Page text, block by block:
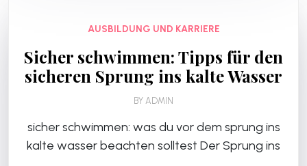
AUSBILDUNG UND KARRIERE
Sicher schwimmen: Tipps für den
sicheren Sprung ins kalte Wasser
BY ADMIN
sicher schwimmen: was du vor dem sprung ins
kalte wasser beachten solltest Der Sprung ins